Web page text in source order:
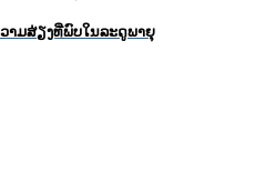
າມສ່ຽງທີ່ພົບໃນລະດູພາຍຸ